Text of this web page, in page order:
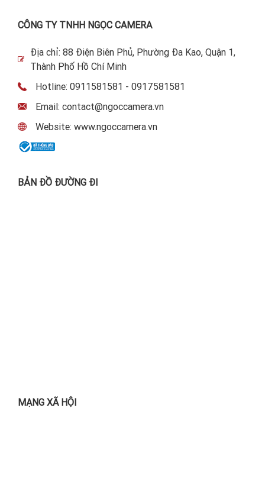
CÔNG TY TNHH NGỌC CAMERA
Địa chỉ: 88 Điện Biên Phủ, Phường Đa Kao, Quận 1,
Thành Phố Hồ Chí Minh
Hotline: 0911581581 - 0917581581
Email: contact@ngoccamera.vn
Website: www.ngoccamera.vn
BẢN ĐỒ ĐƯỜNG ĐI
MẠNG XÃ HỘI